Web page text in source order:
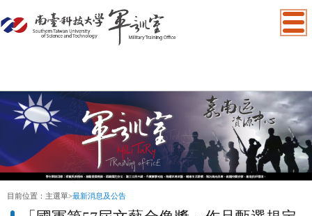
目前位置： 主選單>最新消息及公告